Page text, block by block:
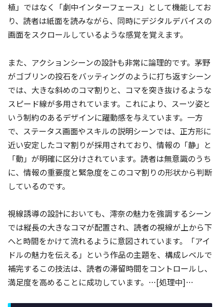
植」ではなく「劇中インターフェース」として機能してお
り、読者は紙面を読みながら、同時にデジタルデバイスの
画面をスクロールしているような感覚を覚えます。
また、アクションシーンの設計も非常に論理的です。茅野
がゴブリンの投石をバッティングのように打ち返すシーン
では、大きな斜めのコマ割りと、コマを突き抜けるような
スピード線が多用されています。これにより、スーツ姿と
いう制約のあるデザインに躍動感を与えています。一方
で、ステータス画面やスキルの説明シーンでは、正方形に
近い安定したコマ割りが採用されており、情報の「静」と
「動」が明確に区分けされています。読者は無意識のうち
に、情報の重要度と緊急度をこのコマ割りの形状から判断
しているのです。
視線誘導の設計においても、澪奈の魅力を強調するシーン
では縦長の大きなコマが配置され、読者の視線が上から下
へと時間をかけて流れるように意図されています。「アイ
ドルの魅力を伝える」という作品の主題を、構成レベルで
補完するこの技法は、読者の滞留時間をコントロールし、
満足度を高めることに成功しています。…[処理中]…